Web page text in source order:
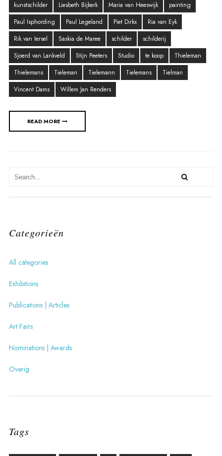
kunstschilder
Liesbeth Bijkerk Maria van Heeswijk
painting
Paul Isphording
Paul Legeland Piet Dirkx
Ria van Eyk
Rik van Iersel
Saskia de Maree schilder
schilderij
Sjoerd van Lankveld
Stijn Peeters Studio te koop
Thieleman
Thielemans
Tieleman Tielemann Tielemans
Tielman
Vincent Dams
Willem Jan Renders
READ MORE
Categorieën
All categories
Exhibitions
Publications | Articles
Art Fairs
Nominations | Awards
Overig
Tags